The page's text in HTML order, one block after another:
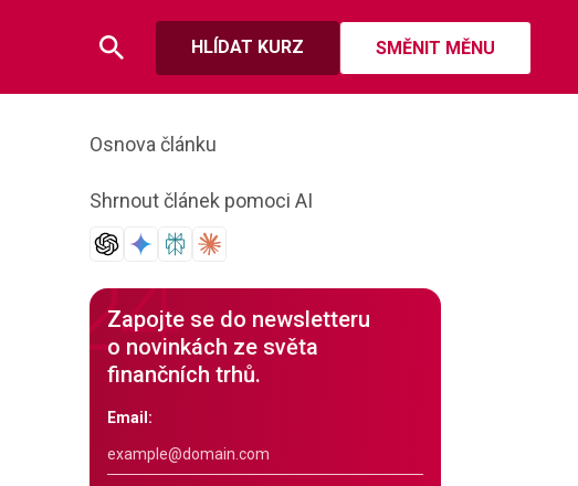
HLÍDAT KURZ SMĚNIT MĚNU
Osnova článku
Shrnout článek pomoci AI
Zapojte se do newsletteru
o novinkách ze světa
finančních trhů.
Email: